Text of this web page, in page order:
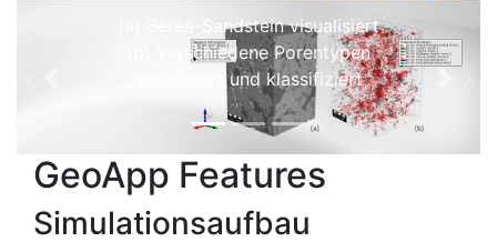
(a) Berea-Sandstein visualisiert
(b) Verschiedene Porentypen
visualisiert und klassifiziert
GeoApp Features
Simulationsaufbau